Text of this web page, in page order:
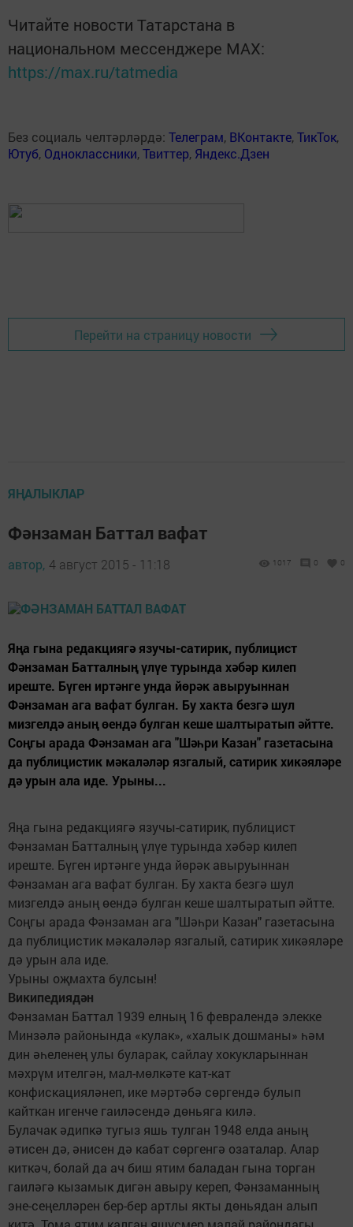
Читайте новости Татарстана в
национальном мессенджере MАХ:
https://max.ru/tatmedia
Без социаль челтәрләрдә: Телеграм, ВКонтакте,ТикТок,
Ютуб, Одноклассники,Твиттер, Яндекс.Дзен
Перейти на страницу новости
ЯҢАЛЫКЛАР
Фәнзаман Баттал вафат
автор, 4 август 2015 - 11:18 1017 0 0
Яңа гына редакциягә язучы-сатирик, публицист
Фәнзаман Батталның үлүе турында хәбәр килеп
иреште. Бүген иртәнге унда йөрәк авыруыннан
Фәнзаман ага вафат булган. Бу хакта безгә шул
мизгелдә аның өендә булган кеше шалтыратып әйтте.
Соңгы арада Фәнзаман ага "Шәһри Казан" газетасына
да публицистик мәкаләләр язгалый, сатирик хикәяләре
дә урын ала иде. Урыны...
Яңа гына редакциягә язучы-сатирик, публицист
Фәнзаман Батталның үлүе турында хәбәр килеп
иреште. Бүген иртәнге унда йөрәк авыруыннан
Фәнзаман ага вафат булган. Бу хакта безгә шул
мизгелдә аның өендә булган кеше шалтыратып әйтте.
Соңгы арада Фәнзаман ага "Шәһри Казан" газетасына
да публицистик мәкаләләр язгалый, сатирик хикәяләре
дә урын ала иде.
Урыны оҗмахта булсын!
Википедиядән
Фәнзаман Баттал 1939 елның 16 февралендә элекке
Минзәлә районында «кулак», «халык дошманы» һәм
дин әһеленең улы буларак, сайлау хокукларыннан
мәхрүм ителгән, мал-мөлкәте кат-кат
конфискацияләнеп, ике мәртәбә сөргендә булып
кайткан игенче гаиләсендә дөньяга килә.
Булачак әдипкә тугыз яшь тулган 1948 елда аның
әтисен дә, әнисен дә кабат сөргенгә озаталар. Алар
киткәч, болай да ач биш ятим баладан гына торган
гаиләгә кызамык дигән авыру кереп, Фәнзаманның
эне-сеңелләрен бер-бер артлы якты дөньядан алып